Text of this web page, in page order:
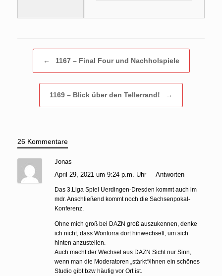
← 1167 – Final Four und Nachholspiele
1169 – Blick über den Tellerrand! →
26 Kommentare
Jonas
April 29, 2021 um 9:24 p.m. Uhr
Antworten
Das 3.Liga Spiel Uerdingen-Dresden kommt auch im
mdr. Anschließend kommt noch die Sachsenpokal-
Konferenz.
Ohne mich groß bei DAZN groß auszukennen, denke
ich nicht, dass Wontorra dort hinwechselt, um sich
hinten anzustellen.
Auch macht der Wechsel aus DAZN Sicht nur Sinn,
wenn man die Moderatoren „stärkt“/ihnen ein schönes
Studio gibt bzw häufig vor Ort ist.